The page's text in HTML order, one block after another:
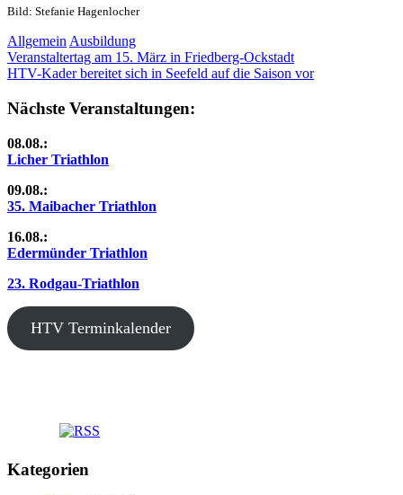
Bild: Stefanie Hagenlocher
AllgemeinAusbildung
HTV-
Fortbildungen
Beitragsnavigation
Vorheriger
Beitrag:
Veranstaltertag am 15. März in Friedberg-Ockstadt
Nächster
HTV-Kader bereitet sich in Seefeld auf die Saison vor
Nächste Veranstaltungen:
08.08.:
Licher Triathlon
09.08.:
35. Maibacher Triathlon
16.08.:
Edermünder Triathlon
23. Rodgau-Triathlon
HTV Terminkalender
Kategorien